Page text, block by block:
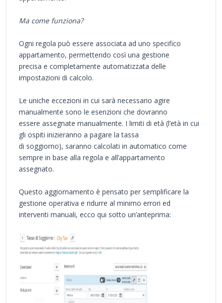
Ma come funziona?
Ogni regola può essere associata ad uno specifico
appartamento, permettendo così una gestione
precisa e completamente automatizzata delle
impostazioni di calcolo.
Le uniche eccezioni in cui sarà necessario agire
manualmente sono le esenzioni che dovranno
essere assegnate manualmente. I limiti di età (l’età in cui
gli ospiti inizieranno a pagare la tassa
di soggiorno), saranno calcolati in automatico come
sempre in base alla regola e all’appartamento
assegnato.
Questo aggiornamento è pensato per semplificare la
gestione operativa e ridurre al minimo errori ed
interventi manuali, ecco qui sotto un’anteprima: